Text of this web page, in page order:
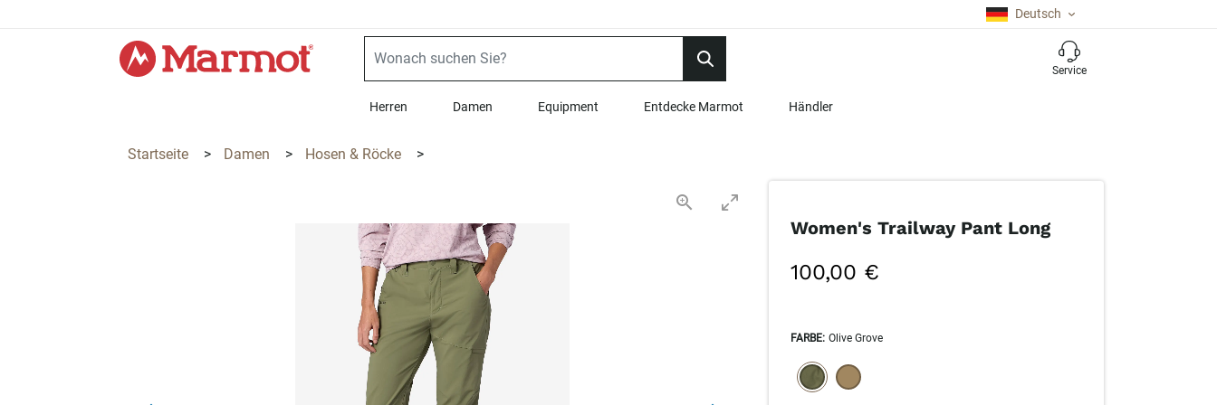
Deutsch
Service
Herren Damen Equipment Entdecke Marmot Händler
Startseite > Damen > Hosen & Röcke >
Women's Trailway Pant Long
100,00 €
FARBE: Olive Grove
SELECTION WILL REFRESH THE PAGE WITH NEW RESULTS.
selected